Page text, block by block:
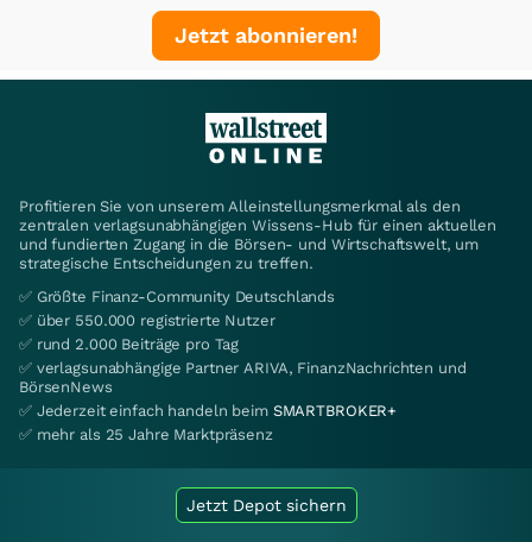
Jetzt abonnieren!
Profitieren Sie von unserem Alleinstellungsmerkmal als den
zentralen verlagsunabhängigen Wissens-Hub für einen aktuellen
und fundierten Zugang in die Börsen- und Wirtschaftswelt, um
strategische Entscheidungen zu treffen.
✅ Größte Finanz-Community Deutschlands
✅ über 550.000 registrierte Nutzer
✅ rund 2.000 Beiträge pro Tag
✅ verlagsunabhängige Partner ARIVA, FinanzNachrichten und
BörsenNews
✅ Jederzeit einfach handeln beim SMARTBROKER+
✅ mehr als 25 Jahre Marktpräsenz
Jetzt Depot sichern